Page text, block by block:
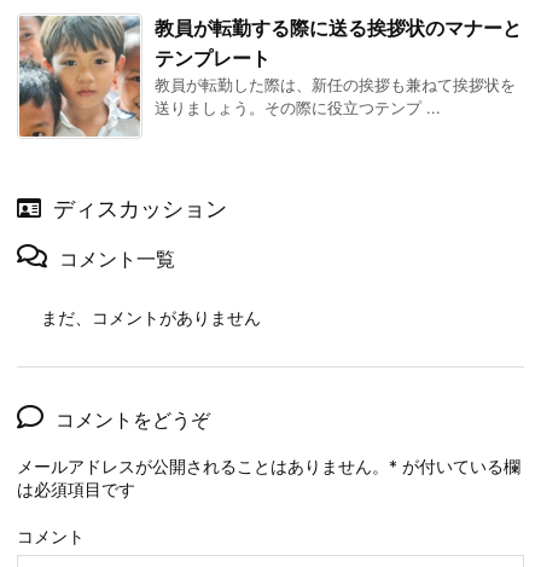
教員が転勤する際に送る挨拶状のマナーと
テンプレート
教員が転勤した際は、新任の挨拶も兼ねて挨拶状を
送りましょう。その際に役立つテンプ ...
ディスカッション
コメント一覧
まだ、コメントがありません
コメントをどうぞ
メールアドレスが公開されることはありません。 * が付いている欄
は必須項目です
コメント